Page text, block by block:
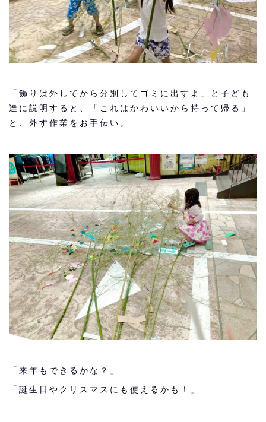
「飾りは外してから分別してゴミに出すよ」と子ども
達に説明すると、「これはかわいいから持って帰る」
と、外す作業をお手伝い。
「来年もできるかな？」
「誕生日やクリスマスにも使えるかも！」